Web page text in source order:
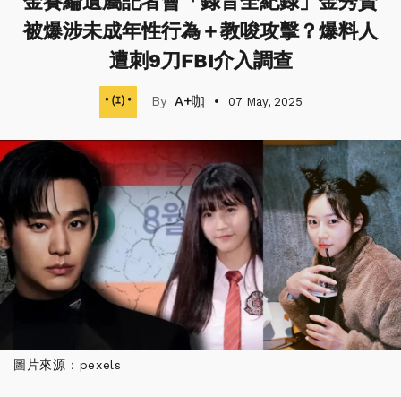
被爆涉未成年性行為＋教唆攻擊？爆料人
遭刺9刀FBI介入調查
A+咖 07 May, 2025
圖片來源：pexels